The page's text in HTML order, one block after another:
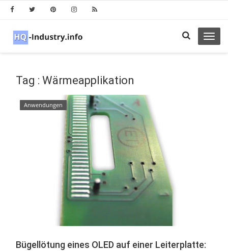
Tag : Wärmeapplikation
Anwendungen
Bügellötung eines OLED auf einer Leiterplatte: